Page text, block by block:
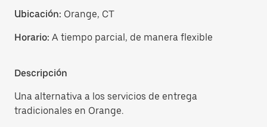
Ubicación: Orange, CT
Horario: A tiempo parcial, de manera flexible
Descripción
Una alternativa a los servicios de entrega
tradicionales en Orange.